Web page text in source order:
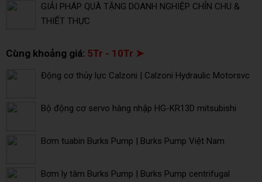
GIẢI PHÁP QUÀ TẶNG DOANH NGHIỆP CHỈN CHU &
THIẾT THỰC
Cùng khoảng giá: 5Tr - 10Tr ➤
Động cơ thủy lực Calzoni | Calzoni Hydraulic Motorsvc
Bộ động cơ servo hàng nhập HG-KR13D mitsubishi
Bơm tuabin Burks Pump | Burks Pump Việt Nam
Bơm ly tâm Burks Pump | Burks Pump centrifugal